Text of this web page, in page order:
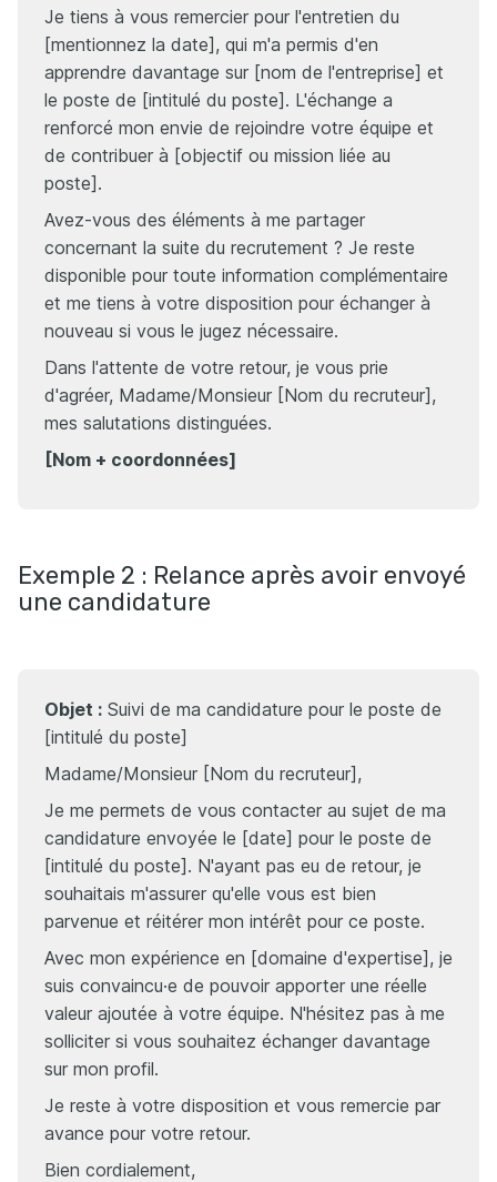
Je tiens à vous remercier pour l'entretien du
[mentionnez la date], qui m'a permis d'en
apprendre davantage sur [nom de l'entreprise] et
le poste de [intitulé du poste]. L'échange a
renforcé mon envie de rejoindre votre équipe et
de contribuer à [objectif ou mission liée au
poste].
Avez-vous des éléments à me partager
concernant la suite du recrutement ? Je reste
disponible pour toute information complémentaire
et me tiens à votre disposition pour échanger à
nouveau si vous le jugez nécessaire.
Dans l'attente de votre retour, je vous prie
d'agréer, Madame/Monsieur [Nom du recruteur],
mes salutations distinguées.
[Nom + coordonnées]
Exemple 2 : Relance après avoir envoyé
une candidature
Objet : Suivi de ma candidature pour le poste de
[intitulé du poste]
Madame/Monsieur [Nom du recruteur],
Je me permets de vous contacter au sujet de ma
candidature envoyée le [date] pour le poste de
[intitulé du poste]. N'ayant pas eu de retour, je
souhaitais m'assurer qu'elle vous est bien
parvenue et réitérer mon intérêt pour ce poste.
Avec mon expérience en [domaine d'expertise], je
suis convaincu·e de pouvoir apporter une réelle
valeur ajoutée à votre équipe. N'hésitez pas à me
solliciter si vous souhaitez échanger davantage
sur mon profil.
Je reste à votre disposition et vous remercie par
avance pour votre retour.
Bien cordialement,